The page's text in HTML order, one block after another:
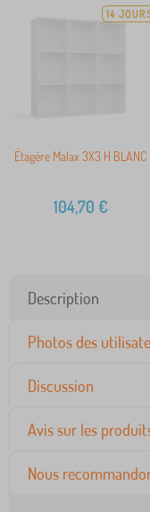
14
Étagère Malax 3X3 H BLANC
104,70 €
Description
Photos des
Discussion
Avis sur les
Nous